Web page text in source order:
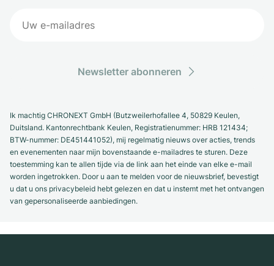
Newsletter abonneren
Ik machtig CHRONEXT GmbH (Butzweilerhofallee 4, 50829 Keulen,
Duitsland. Kantonrechtbank Keulen, Registratienummer: HRB 121434;
BTW-nummer: DE451441052), mij regelmatig nieuws over acties, trends
en evenementen naar mijn bovenstaande e-mailadres te sturen. Deze
toestemming kan te allen tijde via de link aan het einde van elke e-mail
worden ingetrokken. Door u aan te melden voor de nieuwsbrief, bevestigt
u dat u ons privacybeleid hebt gelezen en dat u instemt met het ontvangen
van gepersonaliseerde aanbiedingen.